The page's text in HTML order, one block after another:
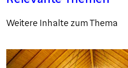
Weitere Inhalte zum Thema